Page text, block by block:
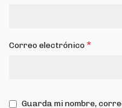
Correo electrónico*
Guarda mi nombre,